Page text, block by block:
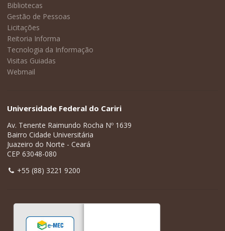
Bibliotecas
Gestão de Pessoas
Licitações
Reitoria Informa
Tecnologia da Informação
Visitas Guiadas
Webmail
Universidade Federal do Cariri
Av. Tenente Raimundo Rocha Nº 1639
Bairro Cidade Universitária
Juazeiro do Norte - Ceará
CEP 63048-080
+55 (88) 3221 9200